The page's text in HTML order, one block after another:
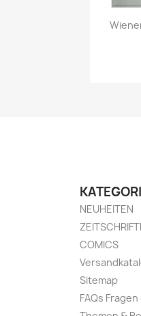
NEUHEITEN
COMICS
Sitemap
FAQs